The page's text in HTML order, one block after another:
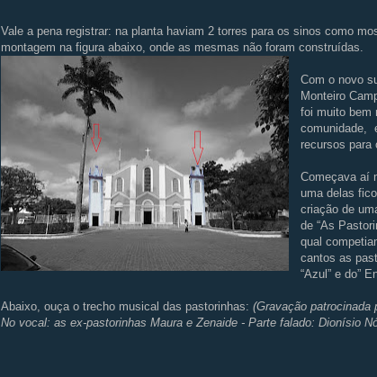
Vale a pena registrar: na planta haviam 2 torres para os sinos como
montagem na figura abaixo, onde as mesmas não foram construídas.
Com o novo
Monteiro
foi muito bem
comunidade,
recursos para
Começava aí
uma delas
criação de
de “As
qual
cantos as
“Azul” e do”
Abaixo, ouça o trecho musical das pastorinhas: (Gravação patrocinada
No vocal: as ex-pastorinhas Maura e Zenaide - Parte falado: Dionísio